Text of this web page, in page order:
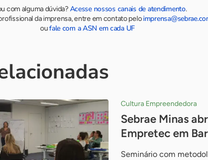
com alguma dúvida?Acesse nossos canais de atendimento.
da imprensa, entre em contato pelo
oufale com a ASN em cada UF
Cultura Empreendedora
Sebrae Minas
Empretec em
Seminário com